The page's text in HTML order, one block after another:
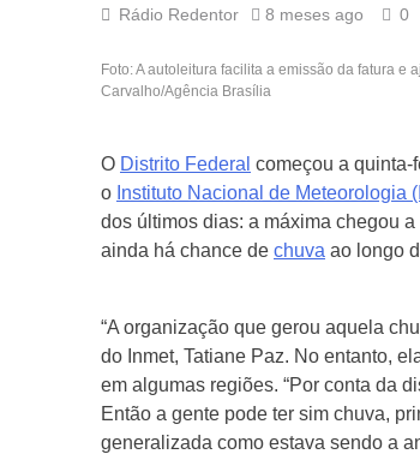
Rádio Redentor 8 meses ago 0
Foto: A autoleitura facilita a emissão da fatura
Carvalho/Agência Brasília
O Distrito Federal começou a quinta-
o Instituto Nacional de Meteorologia
dos últimos dias: a máxima chegou
ainda há chance de chuva ao longo
“A organização que gerou aquela
do Inmet, Tatiane Paz. No entanto,
em algumas regiões. “Por conta da
Então a gente pode ter sim chuva,
generalizada como estava sendo a